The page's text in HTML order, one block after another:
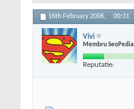
16th February 2006, 00:31
Vivi
Membru SeoPedia
Reputatie: